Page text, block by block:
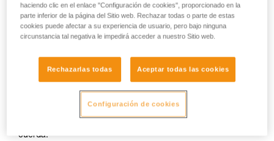
Con un GRIGRI
un cabo bloqueado por nudo de tope en el maillón,
cuerda.
haciendo clic en el enlace "Configuración de cookies", proporcionado en la
parte inferior de la página del Sitio web. Rechazar todas o parte de estas
cookies puede afectar a su experiencia de usuario, pero bajo ninguna
circunstancia tal negativa le impedirá acceder a nuestro Sitio web.
Rechazarlas todas Aceptar todas las cookies
Configuración de cookies